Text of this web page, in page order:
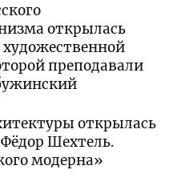
открылась
преподавали
открылась
Шехтель.
модерна»